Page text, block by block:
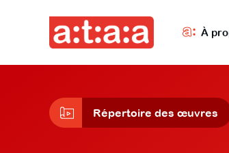
À
Répertoire des œuvres